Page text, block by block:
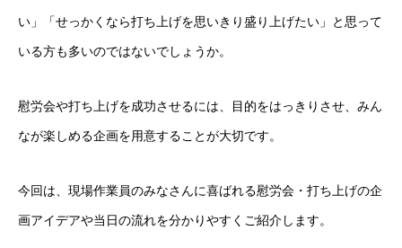
い」「せっかくなら打ち上げを思いきり盛り上げたい」と思って
いる方も多いのではないでしょうか。
慰労会や打ち上げを成功させるには、目的をはっきりさせ、みん
なが楽しめる企画を用意することが大切です。
今回は、現場作業員のみなさんに喜ばれる慰労会・打ち上げの企
画アイデアや当日の流れを分かりやすくご紹介します。